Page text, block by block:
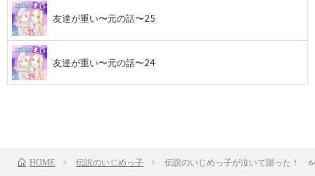
友達が重い〜元の話〜25
友達が重い〜元の話〜24
HOME 伝説のいじめっ子 伝説のいじめっ子が泣いて謝った！